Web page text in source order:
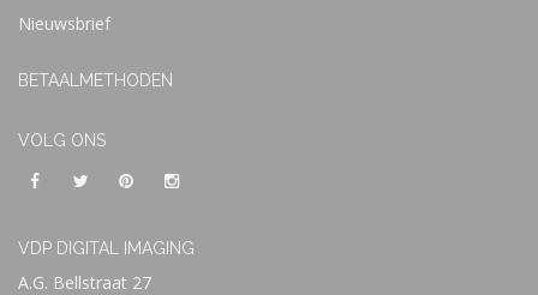
Nieuwsbrief
BETAALMETHODEN
VOLG ONS
VDP DIGITAL IMAGING
A.G. Bellstraat 27